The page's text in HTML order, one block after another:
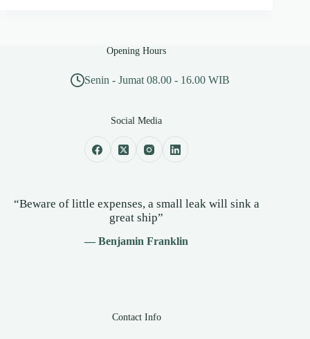
Opening Hours
Senin - Jumat 08.00 - 16.00 WIB
Social Media
“Beware of little expenses, a small leak will sink a
great ship”
— Benjamin Franklin
Contact Info